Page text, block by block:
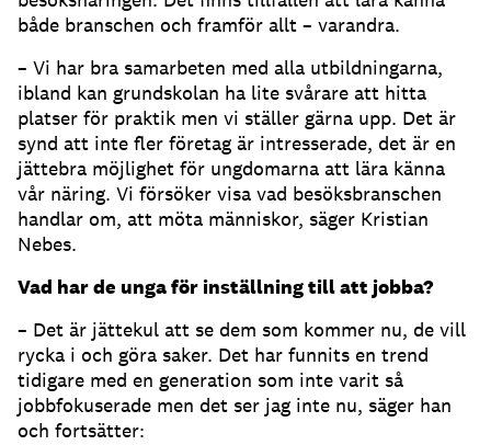
både branschen och framför allt – varandra.
– Vi har bra samarbeten med alla utbildningarna,
ibland kan grundskolan ha lite svårare att hitta
platser för praktik men vi ställer gärna upp. Det är
synd att inte fler företag är intresserade, det är en
jättebra möjlighet för ungdomarna att lära känna
vår näring. Vi försöker visa vad besöksbranschen
handlar om, att möta människor, säger Kristian
Nebes.
Vad har de unga för inställning till att jobba?
– Det är jättekul att se dem som kommer nu, de vill
rycka i och göra saker. Det har funnits en trend
tidigare med en generation som inte varit så
jobbfokuserade men det ser jag inte nu, säger han
och fortsätter: